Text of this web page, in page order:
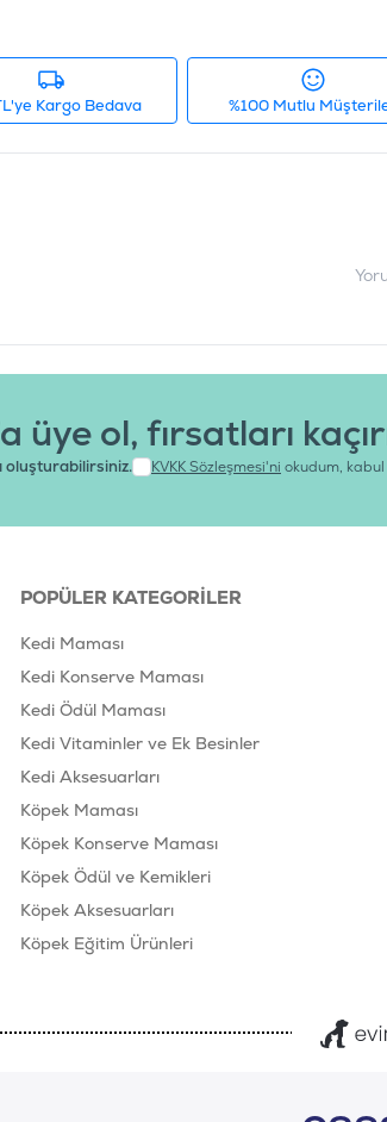
Kargo Bedava %100 Mutlu
üye ol, fırsatları
oluşturabilirsiniz. KVKK Sözleşmesi'ni okudum,
POPÜLER KATEGORILER
Kedi Maması
Kedi Konserve Maması
Kedi Ödül Maması
Kedi Vitaminler ve Ek Besinler
Kedi Aksesuarları
Köpek Maması
Köpek Konserve Maması
Köpek Ödül ve Kemikleri
Köpek Aksesuarları
Köpek Eğitim Ürünleri